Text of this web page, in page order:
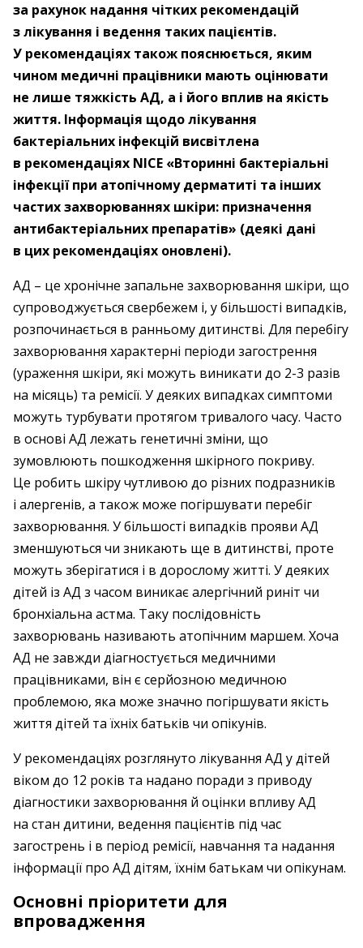
за рахунок надання чітких рекомендацій
з лікування і ведення таких пацієнтів.
У рекомендаціях також пояснюється, яким
чином медичні працівники мають оцінювати
не лише тяжкість АД, а і його вплив на якість
життя. Інформація щодо лікування
бактеріальних інфекцій висвітлена
в рекомендаціях NICE «Вторинні бактеріальні
інфекції при атопічному дерматиті та інших
частих захворюваннях шкіри: призначення
антибактеріальних препаратів» (деякі дані
в цих рекомендаціях оновлені).
АД – ​це хронічне запальне захворювання шкіри, що
супроводжується свербежем і, у більшості випадків,
розпочинається в ранньому дитинстві. Для перебігу
захворювання характерні періоди загострення
(ураження шкіри, які можуть виникати до 2-3 разів
на місяць) та ремісії. У деяких випадках симптоми
можуть турбувати протягом тривалого часу. Часто
в основі АД лежать генетичні зміни, що
зумовлюють пошкодження шкірного покриву.
Це робить шкіру чутливою до різних подразників
і алергенів, а також може погіршувати перебіг
захворювання. У більшості випадків прояви АД
зменшуються чи зникають ще в дитинстві, проте
можуть зберігатися і в дорослому житті. У деяких
дітей із АД з часом виникає алергічний риніт чи
бронхіальна астма. Таку послідовність
захворювань називають атопічним маршем. Хоча
АД не завжди діагностується медичними
працівниками, він є серйозною медичною
проблемою, яка може значно погіршувати якість
життя дітей та їхніх батьків чи опікунів.
У рекомендаціях розглянуто лікування АД у дітей
віком до 12 років та надано поради з приводу
діагностики захворювання й оцінки впливу АД
на стан дитини, ведення пацієнтів під час
загострень і в період ремісії, навчання та надання
інформації про АД дітям, їхнім батькам чи опікунам.
Основні пріоритети для
впровадження